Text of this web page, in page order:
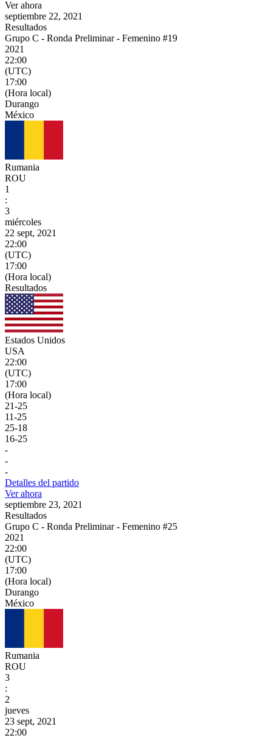
Ver ahora
septiembre 22, 2021
Resultados
Grupo C - Ronda Preliminar - Femenino #19
2021
22:00
(UTC)
17:00
(Hora local)
Durango
México
Rumania
ROU
1
:
3
miércoles
22 sept, 2021
22:00
(UTC)
17:00
(Hora local)
Resultados
Estados Unidos
USA
22:00
(UTC)
17:00
(Hora local)
21-25
11-25
25-18
16-25
-
-
-
Detalles del partido
Ver ahora
septiembre 23, 2021
Resultados
Grupo C - Ronda Preliminar - Femenino #25
2021
22:00
(UTC)
17:00
(Hora local)
Durango
México
Rumania
ROU
3
:
2
jueves
23 sept, 2021
22:00